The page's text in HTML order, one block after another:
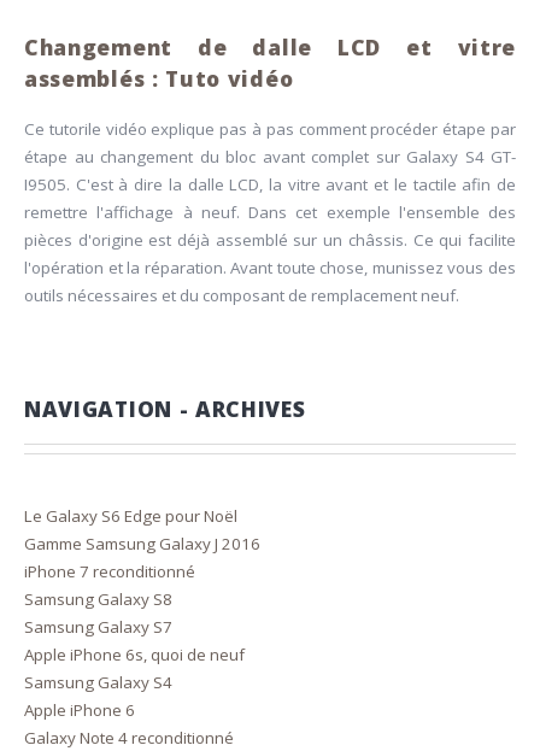
Changement de dalle LCD et vitre
assemblés : Tuto vidéo
Ce tutorile vidéo explique pas à pas comment procéder étape par
étape au changement du bloc avant complet sur Galaxy S4 GT-
I9505. C'est à dire la dalle LCD, la vitre avant et le tactile afin de
remettre l'affichage à neuf. Dans cet exemple l'ensemble des
pièces d'origine est déjà assemblé sur un châssis. Ce qui facilite
l'opération et la réparation. Avant toute chose, munissez vous des
outils nécessaires et du composant de remplacement neuf.
NAVIGATION - ARCHIVES
Le Galaxy S6 Edge pour Noël
Gamme Samsung Galaxy J 2016
iPhone 7 reconditionné
Samsung Galaxy S8
Samsung Galaxy S7
Apple iPhone 6s, quoi de neuf
Samsung Galaxy S4
Apple iPhone 6
Galaxy Note 4 reconditionné